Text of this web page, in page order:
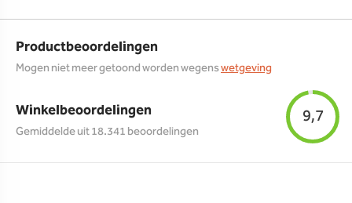
Productbeoordelingen
Mogen niet meer getoond worden wegenswetgeving
Winkelbeoordelingen
Gemiddelde uit 18.341 beoordelingen
9,7